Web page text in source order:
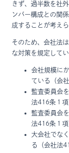
きず、過半数を社
ンバー構成との関
成することが考えら
そのため、会社法
な対策を規定してい
会社規模に
ている（会
監査委員会
法416条１項
監査委員会
法416条１項
大会社でな
る（会社法